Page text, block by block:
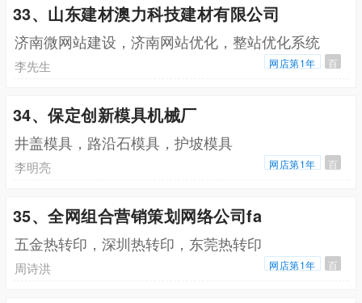
33、山东建材澳力科技建材有限公司
济南微网站建设，济南网站优化，整站优化系统
李先生 网店第1年 百
34、保定创新模具机械厂
井盖模具，路沿石模具，护坡模具
李明亮 网店第1年 百
35、全网组合营销策划网络公司fa
五金热转印，深圳热转印，东莞热转印
周诗洪 网店第1年 百